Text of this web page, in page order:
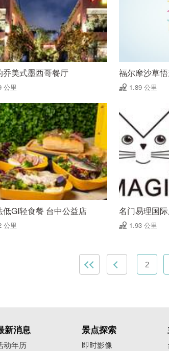
乔美式墨西哥餐厅
公里
福尔摩沙草
1.89 公里
低GI轻食餐 台中公益店
公里
名门易理国
1.93 公里
2
新消息
动年历
景点探索
即时影像